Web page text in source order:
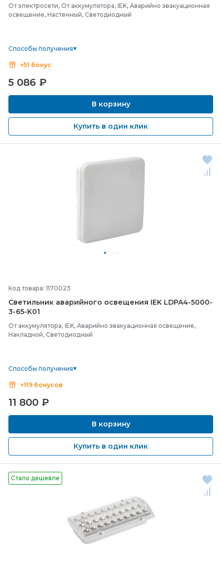
От электросети, От аккумулятора, IEK, Аварийно эвакуационная
освещение, Настенный, Светодиодный
Способы получения
+51 бонус
5 086 ₽
В корзину
Купить в один клик
Код товара: 1170023
Светильник аварийного освещения IEK LDPA4-5000-
3-65-K01
От аккумулятора, IEK, Аварийно эвакуационная освещение,
Накладной, Светодиодный
Способы получения
+119 бонусов
11 800 ₽
В корзину
Купить в один клик
Стало дешевле